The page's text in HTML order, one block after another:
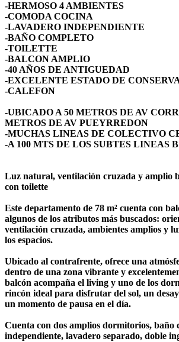
-HERMOSO 4 AMBIENTES
-COMODA COCINA
-LAVADERO INDEPENDIENTE
-BAÑO COMPLETO
-TOILETTE
-BALCON AMPLIO
-40 AÑOS DE ANTIGUEDAD
-EXCELENTE ESTADO DE
-CALEFON
-UBICADO A 50 METROS DE AV
METROS DE AV PUEYRREDON
-MUCHAS LINEAS DE COLECTIVO
-A 100 MTS DE LOS SUBTES LINEAS
Luz natural, ventilación cruzada y amplio
con toilette
Este departamento de 78 m² cuenta con
algunos de los atributos más buscados:
ventilación cruzada, ambientes amplios y
los espacios.
Ubicado al contrafrente, ofrece una
dentro de una zona vibrante y
balcón acompaña el living y uno de los
rincón ideal para disfrutar del sol, un
un momento de pausa en el día.
Cuenta con dos amplios dormitorios, baño
independiente, lavadero separado, doble